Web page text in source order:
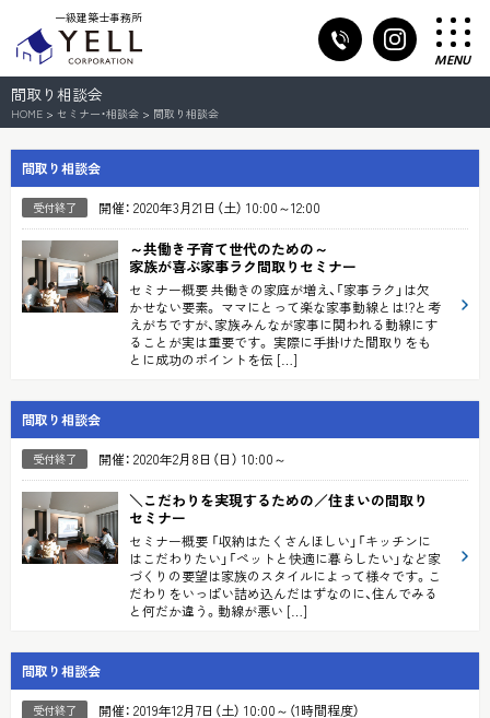
一級建築士事務所
MENU
間取り相談会
HOME > セミナー・相談会 > 間取り相談会
間取り相談会
受付終了 開催： 2020年3月21日（土） 10:00～12:00
～共働き子育て世代のための～
家族が喜ぶ家事ラク間取りセミナー
セミナー概要 共働きの家庭が増え、「家事ラク」は欠
かせない要素。 ママにとって楽な家事動線とは!?と考
えがちですが、家族みんなが家事に関われる動線にす
ることが実は重要です。 実際に手掛けた間取りをも
とに成功のポイントを伝 […]
間取り相談会
受付終了 開催： 2020年2月8日（日） 10:00～
＼こだわりを実現するための／住まいの間取り
セミナー
セミナー概要 「収納はたくさんほしい」「キッチンに
はこだわりたい」「ペットと快適に暮らしたい」など家
づくりの要望は家族のスタイルによって様々です。こ
だわりをいっぱい詰め込んだはずなのに、住んでみる
と何だか違う。動線が悪い […]
間取り相談会
受付終了 開催： 2019年12月7日（土） 10:00～（1時間程度）